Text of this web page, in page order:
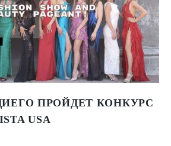
ПРОЙДЕТ КОНКУРС
USA